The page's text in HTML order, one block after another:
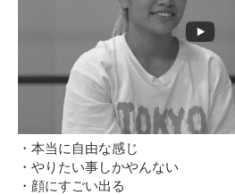
・本当に自由な感じ
・やりたい事しかやんない
・顔にすごい出る